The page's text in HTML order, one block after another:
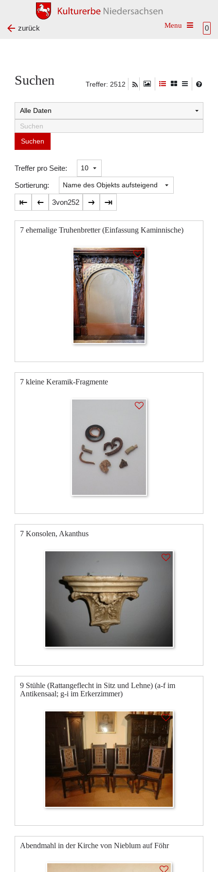
0
Toggle
zurück
Suchen Treffer: 2512
Suchtreffer:
Treffer pro Seite:
Sortierung:
3von252
7 ehemalige Truhenbretter (Einfassung Kaminnische)
7 kleine Keramik-Fragmente
7 Konsolen, Akanthus
9 Stühle (Rattangeflecht in Sitz und Lehne) (a-f im
Antikensaal; g-i im Erkerzimmer)
Abendmahl in der Kirche von Nieblum auf Föhr